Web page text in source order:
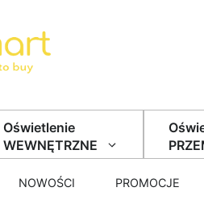
Oświetlenie
WEWNĘTRZNE
NOWOŚCI PROMOCJE